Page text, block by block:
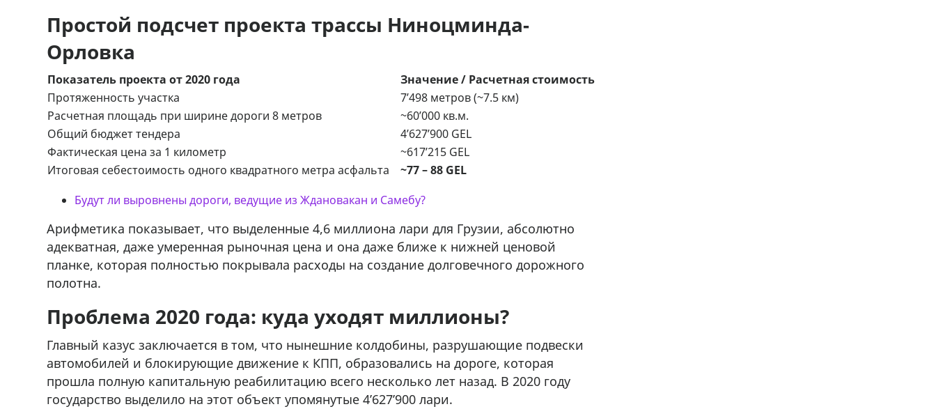
Простой подсчет проекта трассы Ниноцминда-
Орловка
Показатель проекта от 2020 года
Значение / Расчетная стоимость
Протяженность участка
7’498 метров (~7.5 км)
Расчетная площадь при ширине дороги 8 метров
~60’000 кв.м.
Общий бюджет тендера
4’627’900 GEL
Фактическая цена за 1 километр
~617’215 GEL
Итоговая себестоимость одного квадратного метра асфальта
~77 – 88 GEL
Будут ли выровнены дороги, ведущие из Ждановакан и Самебу?
Арифметика показывает, что выделенные 4,6 миллиона лари для Грузии, абсолютно
адекватная, даже умеренная рыночная цена и она даже ближе к нижней ценовой
планке, которая полностью покрывала расходы на создание долговечного дорожного
полотна.
Проблема 2020 года: куда уходят миллионы?
Главный казус заключается в том, что нынешние колдобины, разрушающие подвески
автомобилей и блокирующие движение к КПП, образовались на дороге, которая
прошла полную капитальную реабилитацию всего несколько лет назад. В 2020 году
государство выделило на этот объект упомянутые 4’627’900 лари.